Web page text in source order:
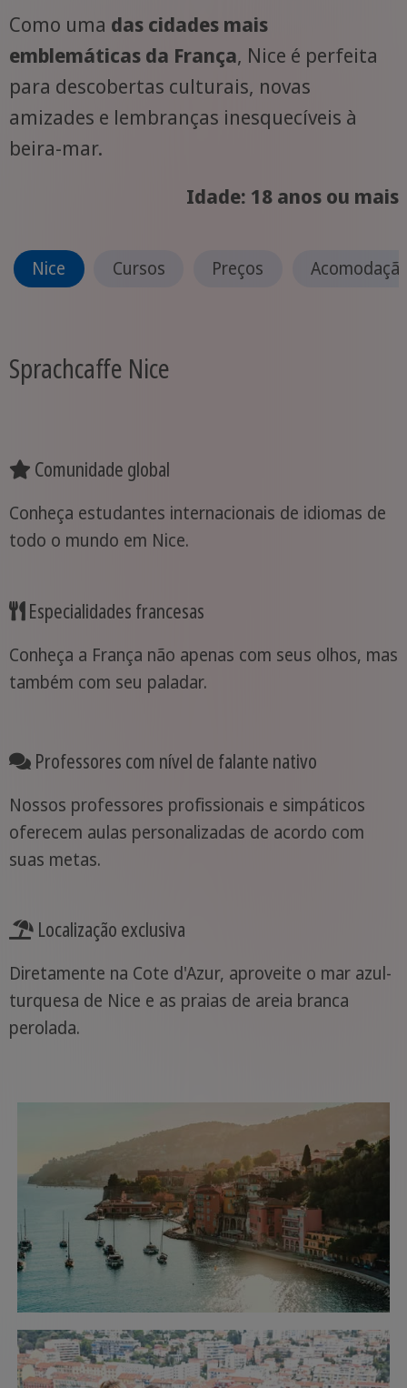
Como uma das cidades mais
emblemáticas da França, Nice é perfeita
para descobertas culturais, novas
amizades e lembranças inesquecíveis à
beira-mar.
Idade: 18 anos ou mais
Nice Cursos Preços
Sprachcaffe Nice
Comunidade global
Conheça estudantes internacionais de idiomas de
todo o mundo em Nice.
Especialidades francesas
Conheça a França não apenas com seus olhos, mas
também com seu paladar.
Professores com nível de falante nativo
Nossos professores profissionais e simpáticos
oferecem aulas personalizadas de acordo com
suas metas.
Localização exclusiva
Diretamente na Cote d'Azur, aproveite o mar azul-
turquesa de Nice e as praias de areia branca
perolada.